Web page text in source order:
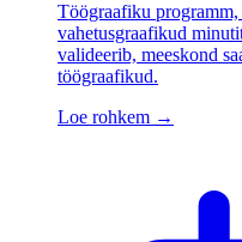
Töögraafiku programm,
vahetusgraafikud
valideerib, meeskond
töögraafikud.
Loe rohkem →